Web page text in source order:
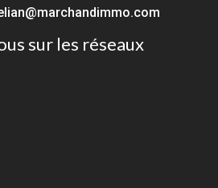
sur les réseaux